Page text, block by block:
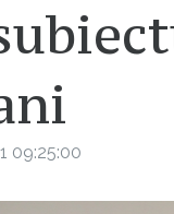
09:25:00